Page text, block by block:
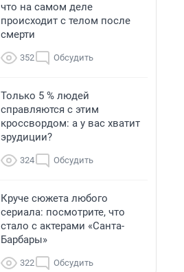
что на самом деле
происходит с телом после
смерти
352 Обсудить
Только 5 % людей
справляются с этим
кроссвордом: а у вас хватит
эрудиции?
324 Обсудить
Круче сюжета любого
сериала: посмотрите, что
стало с актерами «Санта-
Барбары»
322 Обсудить